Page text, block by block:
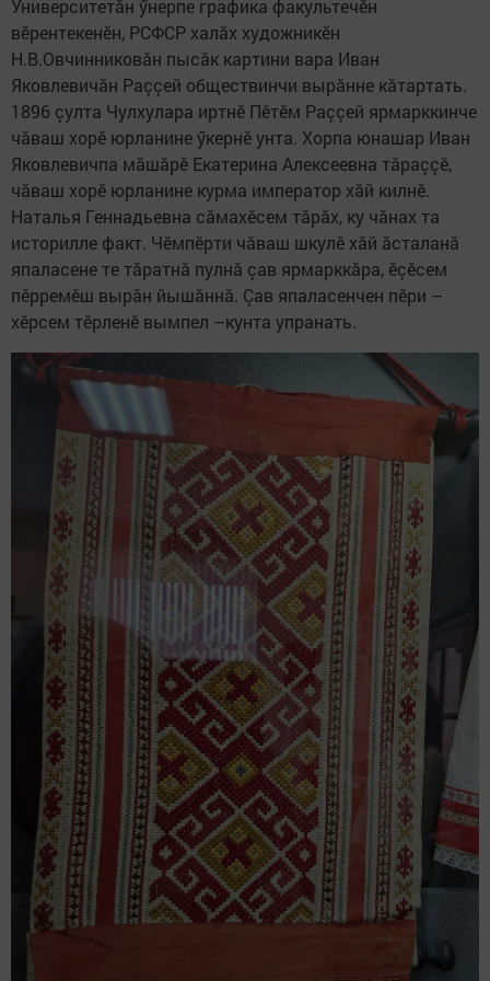
Университетăн ӳнерпе графика факультечӗн
вӗрентекенӗн, РСФСР халăх художникӗн
Н.В.Овчинниковăн пысăк картини вара Иван
Яковлевичăн Раççей обществинчи вырăнне кăтартать.
1896 çулта Чулхулара иртнӗ Пӗтӗм Раççей ярмарккинче
чăваш хорӗ юрланине ӳкернӗ унта. Хорпа юнашар Иван
Яковлевичпа мăшăрӗ Екатерина Алексеевна тăраççӗ,
чăваш хорӗ юрланине курма император хăй килнӗ.
Наталья Геннадьевна сăмахӗсем тăрăх, ку чăнах та
историлле факт. Чӗмпӗрти чăваш шкулӗ хăй ăсталанă
япаласене те тăратнă пулнă çав ярмарккăра, ӗçӗсем
пӗрремӗш вырăн йышăннă. Çав япаласенчен пӗри –
хӗрсем тӗрленӗ вымпел –кунта упранать.